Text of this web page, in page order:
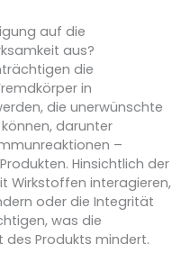
auf die
aus?
die
in
die unerwünschte
darunter
–
Hinsichtlich der
Wirkstoffen interagieren,
oder die Integrität
was die
des Produkts mindert.